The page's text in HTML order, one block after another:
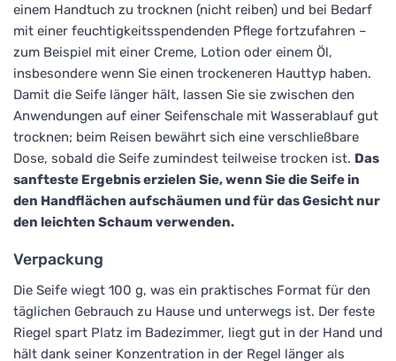
einem Handtuch zu trocknen (nicht reiben) und bei Bedarf
mit einer feuchtigkeitsspendenden Pflege fortzufahren –
zum Beispiel mit einer Creme, Lotion oder einem Öl,
insbesondere wenn Sie einen trockeneren Hauttyp haben.
Damit die Seife länger hält, lassen Sie sie zwischen den
Anwendungen auf einer Seifenschale mit Wasserablauf gut
trocknen; beim Reisen bewährt sich eine verschließbare
Dose, sobald die Seife zumindest teilweise trocken ist. Das
sanfteste Ergebnis erzielen Sie, wenn Sie die Seife in
den Handflächen aufschäumen und für das Gesicht nur
den leichten Schaum verwenden.
Verpackung
Die Seife wiegt 100 g, was ein praktisches Format für den
täglichen Gebrauch zu Hause und unterwegs ist. Der feste
Riegel spart Platz im Badezimmer, liegt gut in der Hand und
hält dank seiner Konzentration in der Regel länger als